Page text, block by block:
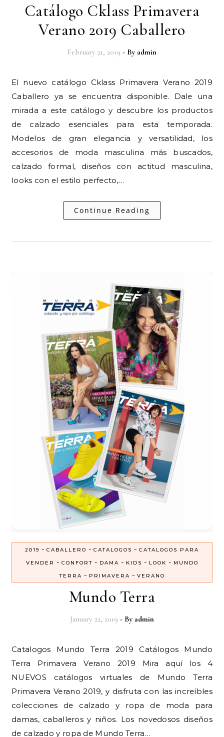
Catálogo Cklass Primavera
Verano 2019 Caballero
February 21, 2019 - By admin
El nuevo catálogo Cklass Primavera Verano 2019
Caballero ya se encuentra disponible. Dale una
mirada a este catálogo y descubre los productos
de calzado esenciales para esta temporada.
Modelos de gran elegancia y versatilidad, los
accesorios de moda masculina más buscados,
calzado formal, diseños con actitud masculina,
looks con el estilo perfecto,…
Continue Reading
2019 - CABALLERO - CATALOGOS - CATALOGOS PARA
VENDER
- CONFORT - DAMA - KIDS - LOOK - MUNDO
TERRA - PRIMAVERA - VERANO
Mundo Terra
January 22, 2019 - By admin
Catalogos Mundo Terra 2019 Catálogos Mundo
Terra Primavera Verano 2019 Mira aquí los 4
NUEVOS catálogos virtuales de Mundo Terra
Primavera Verano 2019, y disfruta con las increíbles
colecciones de calzado y ropa de moda para
damas, caballeros y niños. Los novedosos diseños
de calzado y ropa de Mundo Terra…